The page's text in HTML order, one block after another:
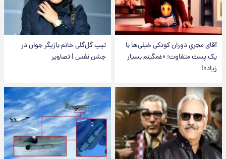
آقای مجریِ دوران کودکی خیلی‌ها با
یک پست متفاوت؛ «غمگینم بسیار
زیاد»!
تیپ گل‌گلی خانم بازیگر جوان در
جشن نفس | تصاویر